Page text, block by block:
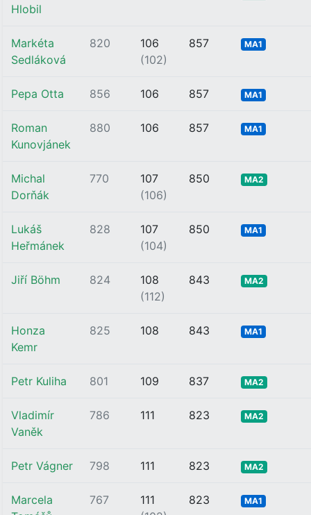
Hlobil
Markéta
Sedláková
820
106
(102)
857 MA1
Pepa Otta 856 106 857 MA1
Roman
Kunovjánek
880 106 857 MA1
Michal
Dorňák
770
107
(106)
850 MA2
Lukáš
Heřmánek
828
107
(104)
850 MA1
Jiří Böhm 824
108
(112)
843 MA2
Honza
Kemr
825 108 843 MA1
Petr Kuliha 801 109 837 MA2
Vladimír
Vaněk
786 111 823 MA2
Petr Vágner 798 111 823 MA2
Marcela
767
111
823 MA1